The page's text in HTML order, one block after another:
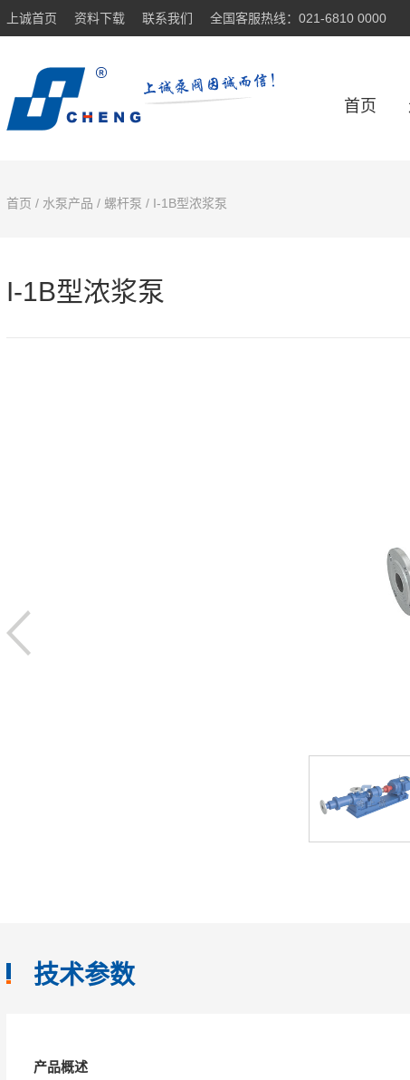
上诚首页 资料下载 联系我们 全国客服热线：021-6810 0000
首页
首页 / 水泵产品 / 螺杆泵 / I-1B型浓浆泵
I-1B型浓浆泵
技术参数
产品概述